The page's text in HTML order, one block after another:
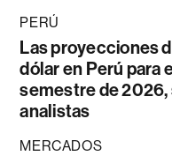
PERÚ
Las proyecciones
dólar en Perú para
semestre de 2026,
analistas
MERCADOS